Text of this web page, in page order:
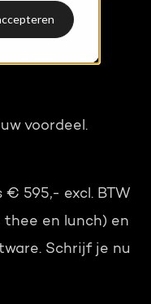
voordeel.
€ 595,- excl. BTW
thee en lunch) en
Schrijf je nu